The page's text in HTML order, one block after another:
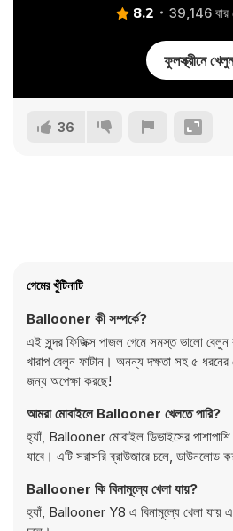
8.2 39,146 বার
ফুলস্ক্রীনে খেলুন
36
গেমের খুঁটিনাটি
Ballooner কী সম্পর্কে?
এই সুন্দর ফিজিক্স পাজল গেমে সমস্ত ভালো বেলুন
খারাপ বেলুন ফাটান। অনন্য দক্ষতা সহ ৫
জন্য অপেক্ষা করছে!
আমরা মোবাইলে Ballooner খেলতে পারি?
হ্যাঁ, Ballooner মোবাইল ডিভাইসের পাশাপাশি
যাবে। এটি সরাসরি ব্রাউজারে চলে,
Ballooner কি বিনামূল্যে খেলা যায়?
হ্যাঁ, Ballooner Y8 এ বিনামূল্যে খেলা যায়